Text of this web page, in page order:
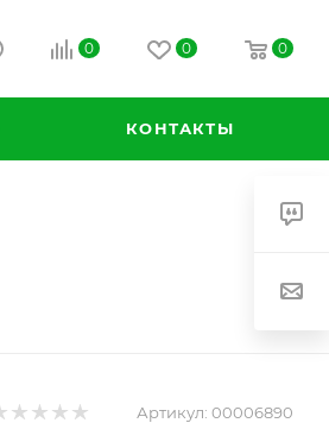
0 0 0
КОНТАКТЫ
Артикул: 00006890